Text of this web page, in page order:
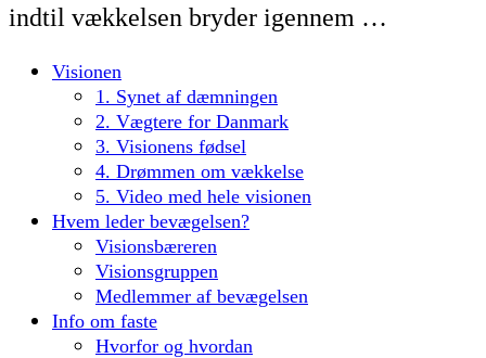
indtil vækkelsen bryder igennem …
Visionen
1. Synet af dæmningen
2. Vægtere for Danmark
3. Visionens fødsel
4. Drømmen om vækkelse
5. Video med hele visionen
Hvem leder bevægelsen?
Visionsbæreren
Visionsgruppen
Medlemmer af bevægelsen
Info om faste
Hvorfor og hvordan